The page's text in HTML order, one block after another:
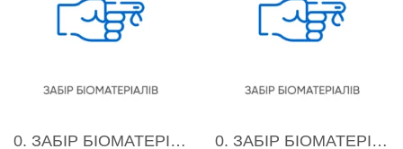
0. ЗАБІР БІОМАТЕРІАЛІВ 0. ЗАБІР БІОМАТЕРІАЛІВ